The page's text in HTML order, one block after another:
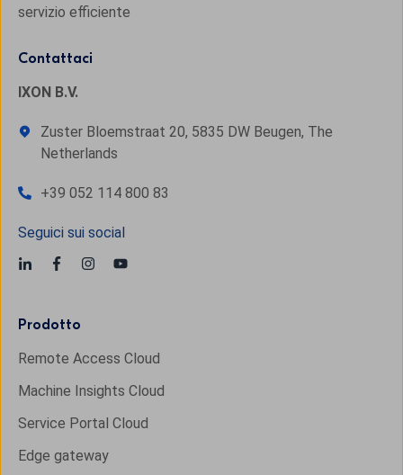
servizio efficiente
Contattaci
IXON B.V.
Zuster Bloemstraat 20, 5835 DW Beugen, The
Netherlands
+39 052 114 800 83
Seguici sui social
Prodotto
Remote Access Cloud
Machine Insights Cloud
Service Portal Cloud
Edge gateway